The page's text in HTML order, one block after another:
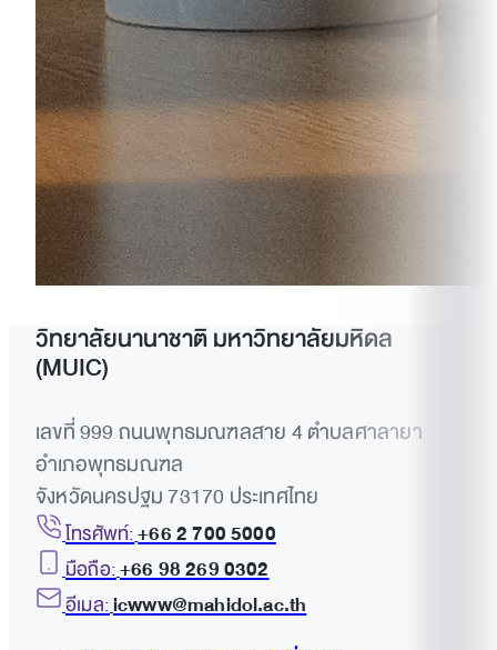
วิทยาลัยนานาชาติ มหาวิทยาลัยมหิดล
(MUIC)
เลขที่ 999 ถนนพุทธมณฑลสาย 4 ตำบลศาลายา
อำเภอพุทธมณฑล
จังหวัดนครปฐม 73170 ประเทศไทย
โทรศัพท์:+66 2 700 5000
มือถือ:+66 98 269 0302
อีเมล:icwww@mahidol.ac.th